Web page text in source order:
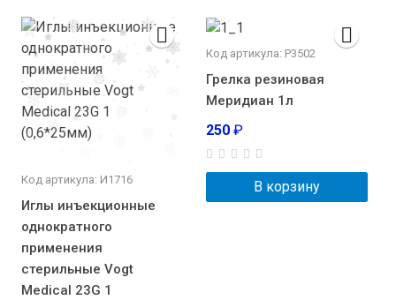
Код артикула: И1716
Иглы инъекционные
однократного
применения
стерильные Vogt
Medical 23G 1
Код артикула: Р3502
Грелка резиновая
Меридиан 1л
250 ₽
В корзину